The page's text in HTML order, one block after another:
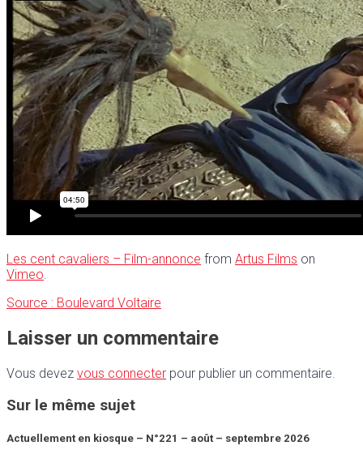
Les cent cavaliers – Film-annonce from Artus Films on
Vimeo.
Source : Boulevard Voltaire
Laisser un commentaire
Vous devez vous connecter pour publier un commentaire.
Sur le même sujet
Actuellement en kiosque – N°221 – août – septembre 2026